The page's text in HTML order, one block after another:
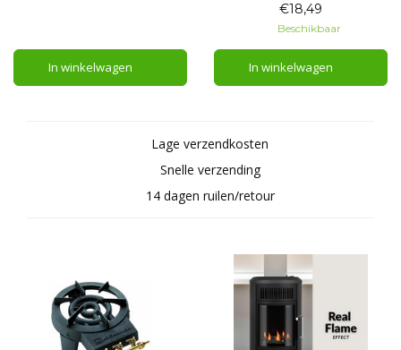
In winkelwagen
Geschikt voor gasflessen in
Nederland, België en Duitsland
met DIN/Shell-aansluiting.
€18,49
Beschikbaar
In winkelwagen
Lage verzendkosten
Snelle verzending
14 dagen ruilen/retour